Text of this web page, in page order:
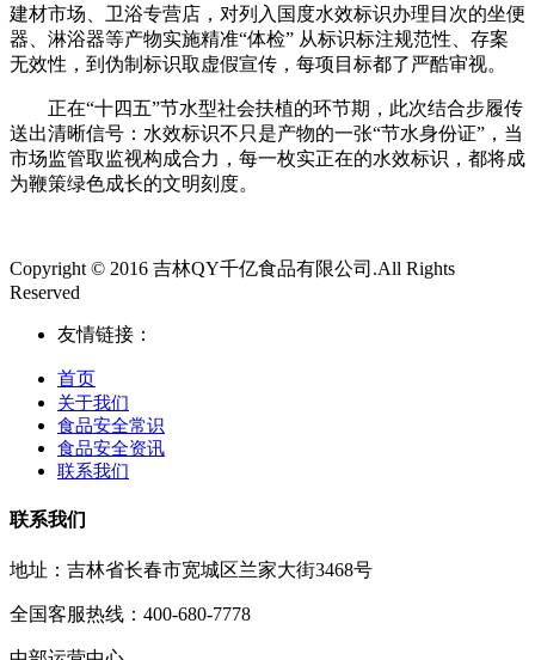
建材市场、卫浴专营店，对列入国度水效标识办理目次的坐便
器、淋浴器等产物实施精准“体检” 从标识标注规范性、存案
无效性，到伪制标识取虚假宣传，每项目标都了严酷审视。
正在“十四五”节水型社会扶植的环节期，此次结合步履传
送出清晰信号：水效标识不只是产物的一张“节水身份证”，当
市场监管取监视构成合力，每一枚实正在的水效标识，都将成
为鞭策绿色成长的文明刻度。
Copyright © 2016 吉林QY千亿食品有限公司.All Rights
Reserved
友情链接：
首页
关于我们
食品安全常识
食品安全资讯
联系我们
联系我们
地址：吉林省长春市宽城区兰家大街3468号
全国客服热线：400-680-7778